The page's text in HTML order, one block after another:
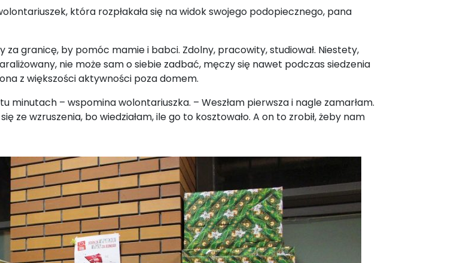
która rozpłakała się na widok swojego podopiecznego, pana
granicę, by pomóc mamie i babci. Zdolny, pracowity, studiował. Niestety,
nie może sam o siebie zadbać, męczy się nawet podczas siedzenia
z większości aktywności poza domem.
minutach – wspomina wolontariuszka. – Weszłam pierwsza i nagle zamarłam.
ze wzruszenia, bo wiedziałam, ile go to kosztowało. A on to zrobił, żeby nam